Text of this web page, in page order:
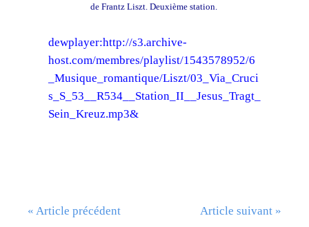
de Frantz Liszt. Deuxième station.
dewplayer:http://s3.archive-
host.com/membres/playlist/1543578952/6
_Musique_romantique/Liszt/03_Via_Cruci
s_S_53__R534__Station_II__Jesus_Tragt_
Sein_Kreuz.mp3&
« Article précédent Article suivant »